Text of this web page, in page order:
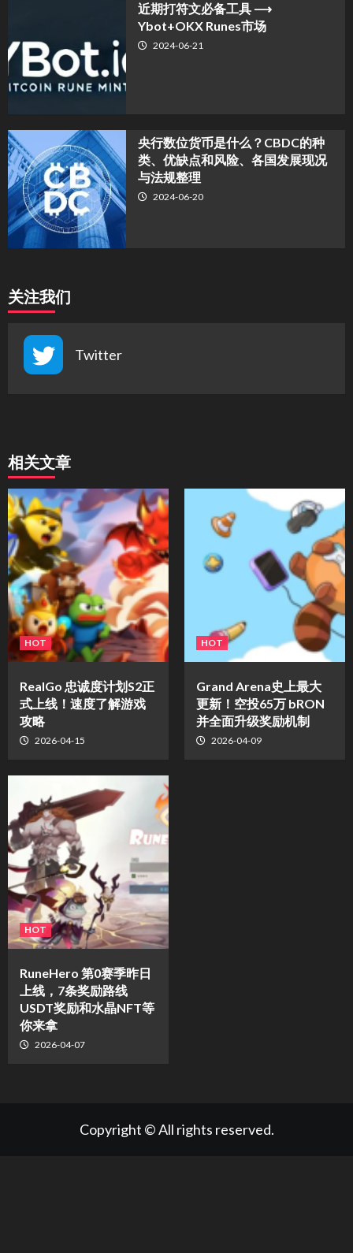
近期打符文必备工具 ⟶
Ybot+OKX Runes市场
2024-06-21
央行数位货币是什么？CBDC的种
类、优缺点和风险、各国发展现况
与法规整理
2024-06-20
关注我们
Twitter
相关文章
HOT
​RealGo 忠诚度计划S2正
式上线！速度了解游戏
攻略
2026-04-15
HOT
Grand Arena史上最大
更新！空投65万 bRON
并全面升级奖励机制
2026-04-09
HOT
RuneHero 第0赛季昨日
上线，7条奖励路线
USDT奖励和水晶NFT等
你来拿
2026-04-07
Copyright © All rights reserved.